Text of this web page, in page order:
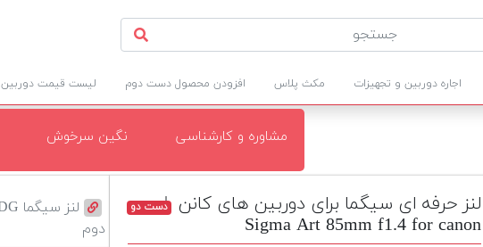
اجاره دوربین و تجهیزات مکث پلاس افزودن محصول دست دوم لیست قیمت دوربین
مشاوره و کارشناسی نگین سرخوش
دوم
لنز حرفه ای سیگما برای دوربین های کانن |
Sigma Art 85mm f1.4 for canon
دست دو